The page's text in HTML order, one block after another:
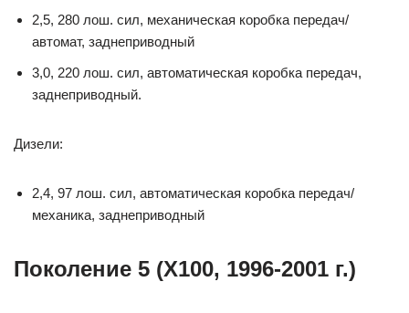
2,5, 280 лош. сил, механическая коробка передач/
автомат, заднеприводный
3,0, 220 лош. сил, автоматическая коробка передач,
заднеприводный.
Дизели:
2,4, 97 лош. сил, автоматическая коробка передач/
механика, заднеприводный
Поколение 5 (X100, 1996-2001 г.)